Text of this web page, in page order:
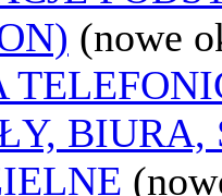
(nowe
BIURA,